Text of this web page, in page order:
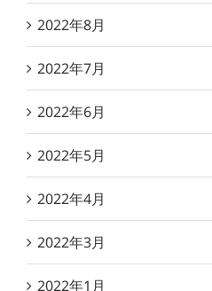
2022年8月
2022年7月
2022年6月
2022年5月
2022年4月
2022年3月
2022年1月